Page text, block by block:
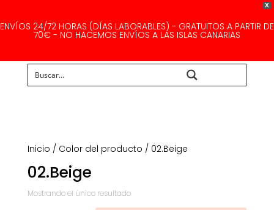
X
ENVÍOS 24/72 HORAS (DÍAS LABORABLES) - GRATUITOS A PARTIR DE
70€ - NO HACEMOS ENVÍOS A LAS ISLAS CANARIAS
Inicio / Color del producto / 02.Beige
02.Beige
Mostrando el único resultado